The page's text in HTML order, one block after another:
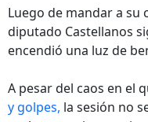
Luego de mandar a su
diputado Castellanos
encendió una luz de
A pesar del caos en el
y golpes, la sesión no